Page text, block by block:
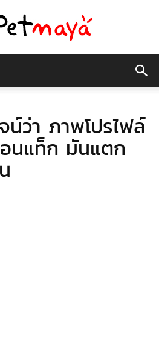
มายา
ว่า ภาพโปรไฟล์
นแท็ก มันแตก